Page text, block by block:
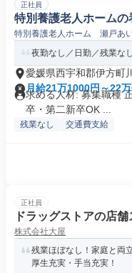
正社員
特別養護老人ホーム
特別養護老人ホーム 瀬戸あ
夜勤なし／日勤／残業なし
愛媛県西宇和郡伊方町
月給21万1000円～22
求める人材: 募集職種
卒・第二新卒OK ...
残業なし 交通費支給
正社員
ドラッグストアの店
株式会社大屋
残業ほぼなし！家庭と両
厚生充実・手当充実！